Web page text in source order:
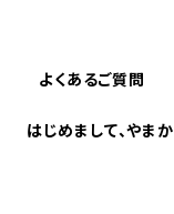
よくあるご質問
はじめまして、やま